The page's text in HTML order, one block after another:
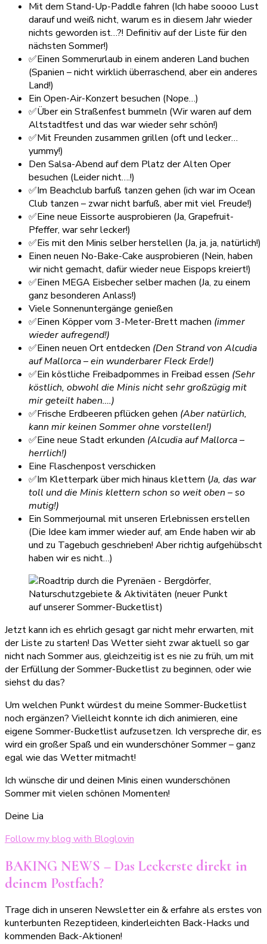
Mit dem Stand-Up-Paddle fahren (Ich habe soooo Lust
darauf und weiß nicht, warum es in diesem Jahr wieder
nichts geworden ist…?! Definitiv auf der Liste für den
nächsten Sommer!)
✅Einen Sommerurlaub in einem anderen Land buchen
(Spanien – nicht wirklich überraschend, aber ein anderes
Land!)
Ein Open-Air-Konzert besuchen (Nope…)
✅Über ein Straßenfest bummeln (Wir waren auf dem
Altstadtfest und das war wieder sehr schön!)
✅Mit Freunden zusammen grillen (oft und lecker…
yummy!)
Den Salsa-Abend auf dem Platz der Alten Oper
besuchen (Leider nicht….!)
✅Im Beachclub barfuß tanzen gehen (ich war im Ocean
Club tanzen – zwar nicht barfuß, aber mit viel Freude!)
✅Eine neue Eissorte ausprobieren (Ja, Grapefruit-
Pfeffer, war sehr lecker!)
✅Eis mit den Minis selber herstellen (Ja, ja, ja, natürlich!)
Einen neuen No-Bake-Cake ausprobieren (Nein, haben
wir nicht gemacht, dafür wieder neue Eispops kreiert!)
✅Einen MEGA Eisbecher selber machen (Ja, zu einem
ganz besonderen Anlass!)
Viele Sonnenuntergänge genießen
✅Einen Köpper vom 3-Meter-Brett machen (immer
wieder aufregend!)
✅Einen neuen Ort entdecken (Den Strand von Alcudia
auf Mallorca – ein wunderbarer Fleck Erde!)
✅Ein köstliche Freibadpommes in Freibad essen (Sehr
köstlich, obwohl die Minis nicht sehr großzügig mit
mir geteilt haben….)
✅Frische Erdbeeren pflücken gehen (Aber natürlich,
kann mir keinen Sommer ohne vorstellen!)
✅Eine neue Stadt erkunden (Alcudia auf Mallorca –
herrlich!)
Eine Flaschenpost verschicken
✅Im Kletterpark über mich hinaus klettern (Ja, das war
toll und die Minis klettern schon so weit oben – so
mutig!)
Ein Sommerjournal mit unseren Erlebnissen erstellen
(Die Idee kam immer wieder auf, am Ende haben wir ab
und zu Tagebuch geschrieben! Aber richtig aufgehübscht
haben wir es nicht…)
Jetzt kann ich es ehrlich gesagt gar nicht mehr erwarten, mit
der Liste zu starten! Das Wetter sieht zwar aktuell so gar
nicht nach Sommer aus, gleichzeitig ist es nie zu früh, um mit
der Erfüllung der Sommer-Bucketlist zu beginnen, oder wie
siehst du das?
Um welchen Punkt würdest du meine Sommer-Bucketlist
noch ergänzen? Vielleicht konnte ich dich animieren, eine
eigene Sommer-Bucketlist aufzusetzen. Ich verspreche dir, es
wird ein großer Spaß und ein wunderschöner Sommer – ganz
egal wie das Wetter mitmacht!
Ich wünsche dir und deinen Minis einen wunderschönen
Sommer mit vielen schönen Momenten!
Deine Lia
Follow my blog with Bloglovin
BAKING NEWS – Das Leckerste direkt in
deinem Postfach?
Trage dich in unseren Newsletter ein & erfahre als erstes von
kunterbunten Rezeptideen, kinderleichten Back-Hacks und
kommenden Back-Aktionen!